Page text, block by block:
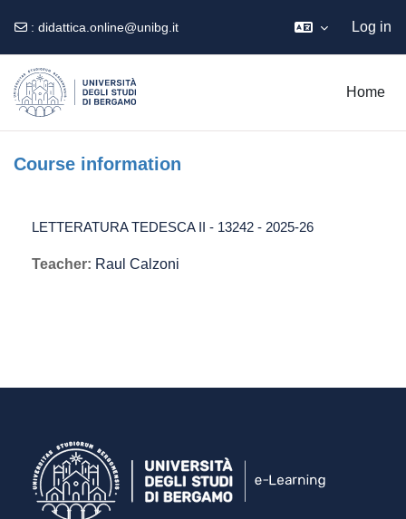
: didattica.online@unibg.it Log in
Home
Course information
LETTERATURA TEDESCA II - 13242 - 2025-26
Teacher: Raul Calzoni